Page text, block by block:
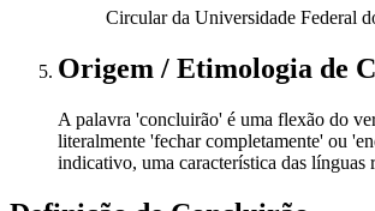
Circular da Universidade Federal
Origem / Etimologia de
A palavra 'concluirão' é uma flexão do
literalmente 'fechar completamente' ou
indicativo, uma característica das